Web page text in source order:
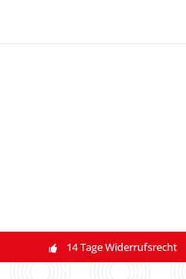
14 Tage Widerrufsrecht